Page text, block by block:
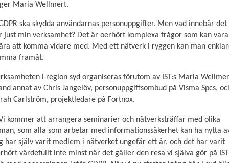
Maria Wellmert.
ska skydda användarnas personuppgifter. Men vad innebär det
just min verksamhet? Det är oerhört komplexa frågor som kan vara
att komma vidare med. Med ett nätverk i ryggen kan man
framåt.
i region syd organiseras förutom av IST:s Maria
annat av Chris Jangelöv, personuppgiftsombud på Visma Spcs,
Carlström, projektledare på Fortnox.
kommer att arrangera seminarier och nätverksträffar med olika
som alla som arbetar med informationssäkerhet kan ha nytta
har själv varit medlem i nätverket ungefär ett år, och det har varit
värdefullt inte minst när det gäller den resa vi själva gör på
Nödvändiga
Dessa kakor
går inte att
välja bort.
för att
hemsidan
över huvud
fungera.
Statistik